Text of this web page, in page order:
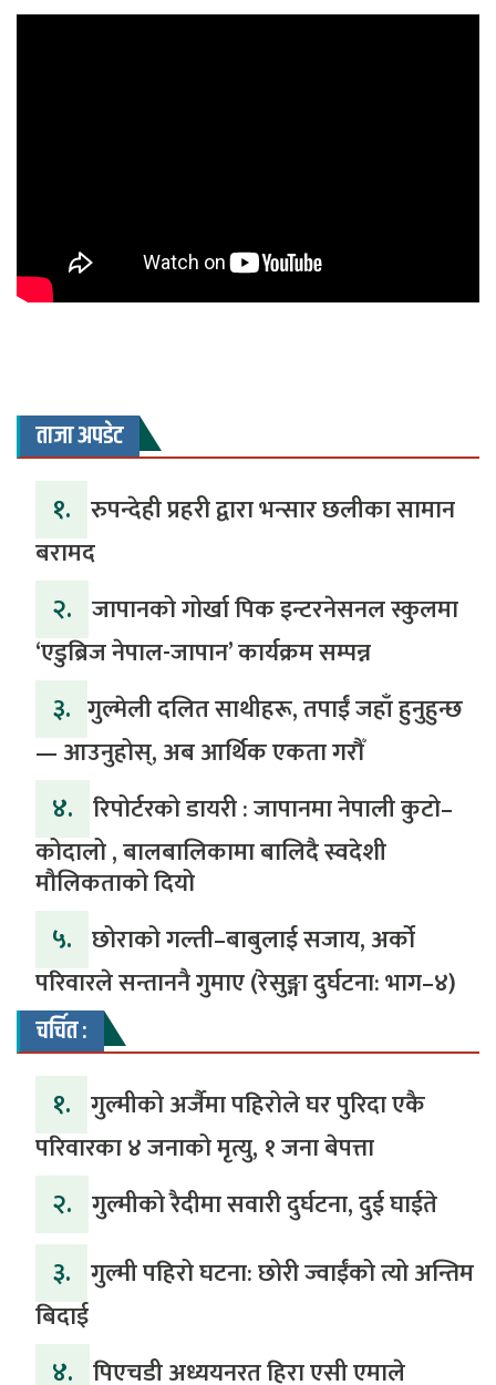
ताजा अपडेट
१. रुपन्देही प्रहरी द्वारा भन्सार छलीका सामान
बरामद
२. जापानको गोर्खा पिक इन्टरनेसनल स्कुलमा
‘एडुब्रिज नेपाल-जापान’ कार्यक्रम सम्पन्न
३. ​गुल्मेली दलित साथीहरू, तपाईं जहाँ हुनुहुन्छ
— आउनुहोस्, अब आर्थिक एकता गरौँ
४. रिपोर्टरको डायरी : जापानमा नेपाली कुटो–
कोदालो , बालबालिकामा बालिदै स्वदेशी
मौलिकताको दियो
५. ‎​छोराको गल्ती–बाबुलाई सजाय, अर्को
परिवारले सन्ताननै गुमाए (रेसुङ्गा दुर्घटना: भाग–४) ‎
चर्चित :
१. गुल्मीको अर्जैमा पहिरोले घर पुरिदा एकै
परिवारका ४ जनाको मृत्यु, १ जना बेपत्ता
२. गुल्मीको रैदीमा सवारी दुर्घटना, दुई घाईते
३. गुल्मी पहिरो घटना: छोरी ज्वाईंको त्यो अन्तिम
बिदाई
४. पिएचडी अध्ययनरत हिरा एसी एमाले